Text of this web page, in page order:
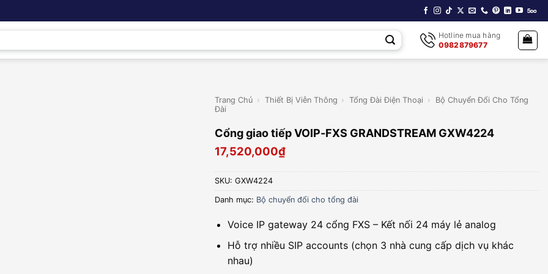
Hotline mua hàng
0982879677
Trang Chủ › Thiết Bị Viễn Thông › Tổng Đài Điện Thoại ›
Bộ Chuyển Đổi Cho Tổng
Đài
Cổng giao tiếp VOIP-FXS GRANDSTREAM GXW4224
17,520,000₫
SKU: GXW4224
Danh mục: Bộ chuyển đổi cho tổng đài
Voice IP gateway 24 cổng FXS – Kết nối 24 máy lẻ analog
Hỗ trợ nhiều SIP accounts (chọn 3 nhà cung cấp dịch vụ khác
nhau)